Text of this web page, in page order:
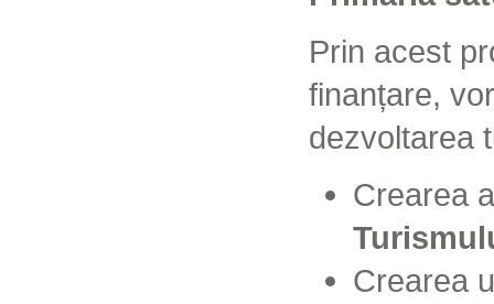
Prin acest
finanțare,
dezvoltarea
Crearea
Crearea